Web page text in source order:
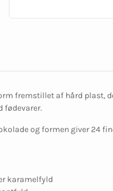
fremstillet af hård plast,
fødevarer.
og formen giver 24
karamelfyld